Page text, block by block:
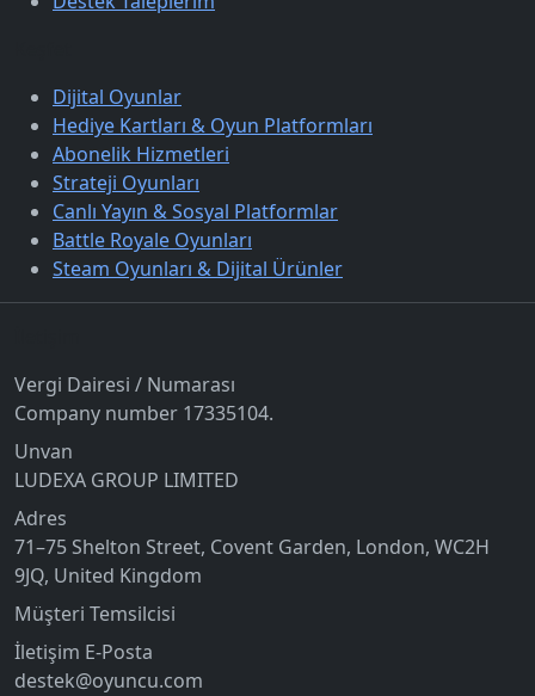
Dijital Oyunlar
Hediye Kartları & Oyun Platformları
Abonelik Hizmetleri
Strateji Oyunları
Canlı Yayın & Sosyal Platformlar
Battle Royale Oyunları
Steam Oyunları & Dijital Ürünler
Vergi Dairesi / Numarası
Company number 17335104.
Unvan
LUDEXA GROUP LIMITED
Adres
71–75 Shelton Street, Covent Garden, London, WC2H
9JQ, United Kingdom
Müşteri Temsilcisi
İletişim E-Posta
destek@oyuncu.com